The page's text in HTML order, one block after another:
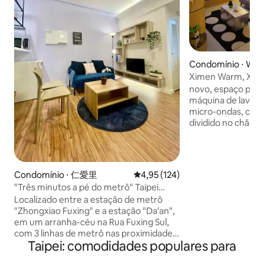
Condomínio ⋅ 仁愛里 4,95 de uma avaliação média de
4,95 (124)
"Três minutos a pé do metrô" Taipei
Zhongxiao Fuxing Distrito Leste Distrito
Da'an Suíte independente Taipei Da'an
Dist.
Localizado entre a estação de metrô
"Zhongxiao Fuxing" e a estação "Da'an",
em um arranha-céu na Rua Fuxing Sul,
com 3 linhas de metrô nas proximidades,
perto do distrito comercial de Dongqu,
Condomínio ⋅
ct
Ximen Warm,
elevador de
independente,
quartos), estação
novo, espaço
máquina de lavar
micro-ondas,
dividido no chão,
outro sofá-cama
Taipei: comodidades populares para